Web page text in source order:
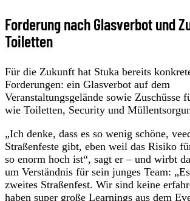
Forderung nach Glasverbot und
Toiletten
Für die Zukunft hat Stuka bereits
Forderungen: ein Glasverbot auf dem
Veranstaltungsgelände sowie Zuschüsse
wie Toiletten, Security und
„Ich denke, dass es so wenig schöne,
Straßenfeste gibt, eben weil das Risiko
so enorm hoch ist“, sagt er – und wirbt
um Verständnis für sein junges Team:
zweites Straßenfest. Wir sind keine
haben super große Learnings aus dem